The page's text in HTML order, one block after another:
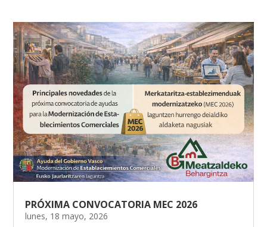
PRÓXIMA CONVOCATORIA MEC 2026
lunes, 18 mayo, 2026